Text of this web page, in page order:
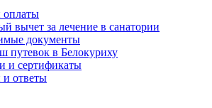
вычет за лечение в санатории
документы
путевок в Белокуриху
и сертификаты
ответы